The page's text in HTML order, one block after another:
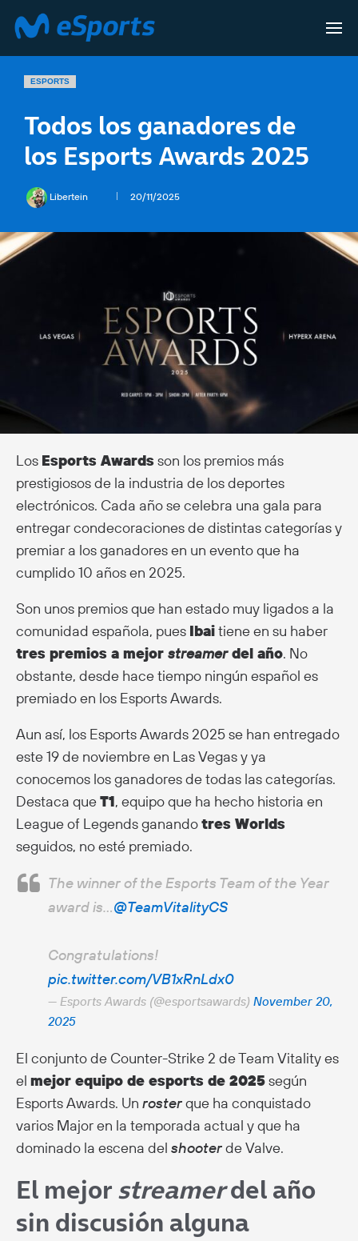
ESPORTS
Todos los ganadores de
los Esports Awards 2025
Libertein 20/11/2025
Los Esports Awards son los premios más
prestigiosos de la industria de los deportes
electrónicos. Cada año se celebra una gala para
entregar condecoraciones de distintas categorías y
premiar a los ganadores en un evento que ha
cumplido 10 años en 2025.
Son unos premios que han estado muy ligados a la
comunidad española, pues Ibaitiene en su haber
tres premios a mejor streamerdel año. No
obstante, desde hace tiempo ningún español es
premiado en los Esports Awards.
Aun así, los Esports Awards 2025 se han entregado
este 19 de noviembre en Las Vegas y ya
conocemos los ganadores de todas las categorías.
Destaca queT1, equipo que ha hecho historia en
League of Legends ganandotres Worlds
seguidos, no esté premiado.
The winner of the Esports Team of the Year
award is…@TeamVitalityCS
Congratulations!
pic.twitter.com/VB1xRnLdx0
— Esports Awards (@esportsawards) November 20,
2025
El conjunto de Counter-Strike 2 de Team Vitality es
el mejor equipo de esports de 2025según
Esports Awards. Un rosterque ha conquistado
varios Major en la temporada actual y que ha
dominado la escena del shooterde Valve.
El mejorstreamerdel año
sin discusión alguna